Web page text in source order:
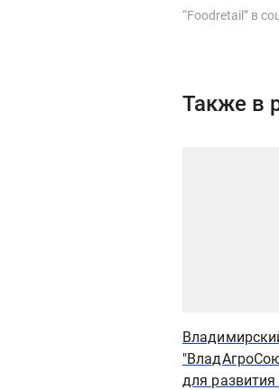
“Foodretail” в
Также в
для